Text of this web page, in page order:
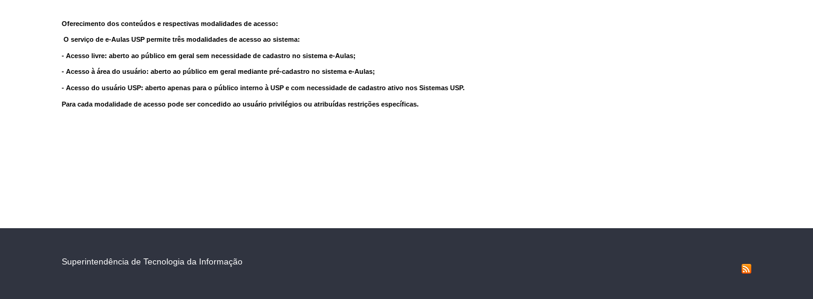
Oferecimento dos conteúdos e respectivas modalidades de acesso:
O serviço de e-Aulas USP permite três modalidades de acesso ao sistema:
- Acesso livre: aberto ao público em geral sem necessidade de cadastro no sistema e-Aulas;
- Acesso à área do usuário: aberto ao público em geral mediante pré-cadastro no sistema e-Aulas;
- Acesso do usuário USP: aberto apenas para o público interno à USP e com necessidade de cadastro ativo nos Sistemas USP.
Para cada modalidade de acesso pode ser concedido ao usuário privilégios ou atribuídas restrições específicas.
Superintendência de Tecnologia da Informação